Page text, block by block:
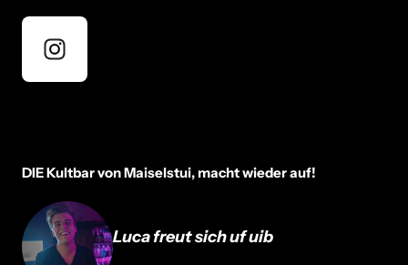
DIE Kultbar von Maiselstui, macht wieder auf!
Luca freut sich uf uib